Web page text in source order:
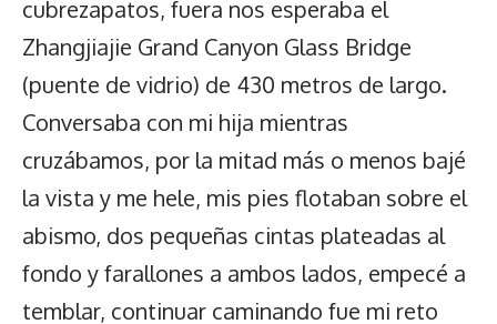
cubrezapatos, fuera nos esperaba el
Zhangjiajie Grand Canyon Glass Bridge
(puente de vidrio) de 430 metros de largo.
Conversaba con mi hija mientras
cruzábamos, por la mitad más o menos bajé
la vista y me hele, mis pies flotaban sobre el
abismo, dos pequeñas cintas plateadas al
fondo y farallones a ambos lados, empecé a
temblar, continuar caminando fue mi reto